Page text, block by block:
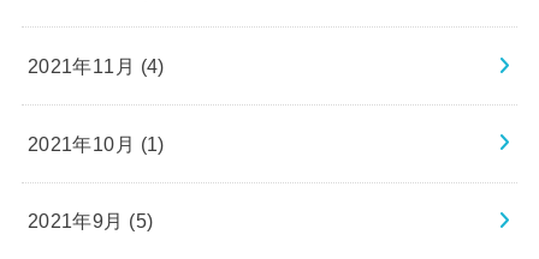
2021年11月 (4)
2021年10月 (1)
2021年9月 (5)